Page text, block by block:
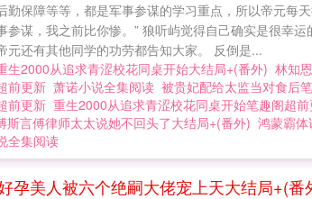
勤保障等等，都是军事参谋的学习重点，所以帝元每
参谋，我之前比你惨。” 狼听屿觉得自己确实是很幸
元还有其他同学的功劳都告知大家。 反倒是...
生2000从追求青涩校花同桌开始大结局+(番外) 林知
前更新 萧诺小说全集阅读 被贵妃配给太监当对食后
前更新 重生2000从追求青涩校花同桌开始笔趣阁超
斯言傅律师太太说她不回头了大结局+(番外) 鸿蒙霸
全集阅读
孕美人被六个绝嗣大佬宠上天大结局+(